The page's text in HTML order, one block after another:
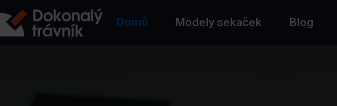
Domů Modely sekaček Blog